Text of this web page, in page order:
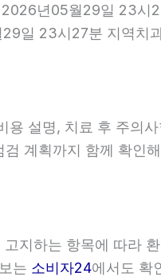
년05월29일 23
일 23시27분 지역치
설명, 치료 후 주의
계획까지 함께 확
지하는 항목에 따라
는 소비자24에서도 확